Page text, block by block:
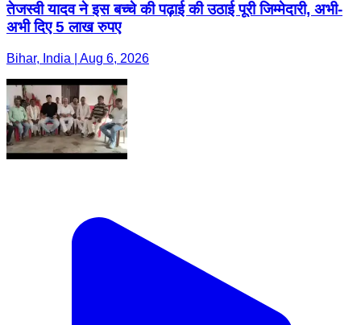
तेजस्वी यादव ने इस बच्चे की पढ़ाई की उठाई पूरी जिम्मेदारी, अभी-
अभी दिए 5 लाख रुपए
Bihar, India | Aug 6, 2026